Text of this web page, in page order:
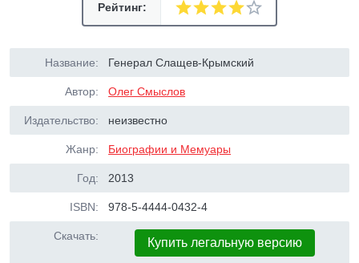
Рейтинг:
Название: Генерал Слащев-Крымский
Автор: Олег Смыслов
Издательство: неизвестно
Жанр: Биографии и Мемуары
Год: 2013
ISBN: 978-5-4444-0432-4
Скачать: Купить легальную версию